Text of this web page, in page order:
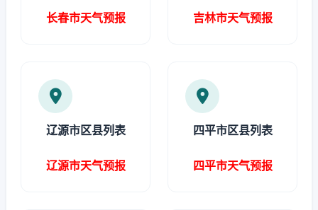
长春市天气预报 吉林市天气预报
辽源市区县列表
辽源市天气预报
四平市区县列表
四平市天气预报